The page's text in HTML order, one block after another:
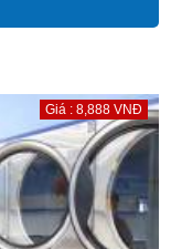
Giá : 8,888 VNĐ